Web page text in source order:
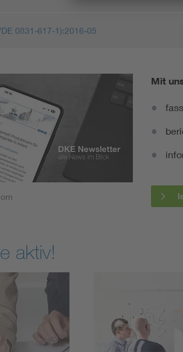
0831-617-1):2016-05
Mit
aktiv!